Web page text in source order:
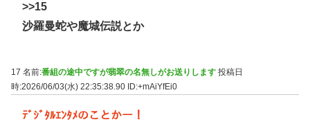
>>15
沙羅曼蛇や魔城伝説とか
17 名前:番組の途中ですが翡翠の名無しがお送りします 投稿日
時:2026/06/03(水) 22:35:38.90 ID:+mAiYfEi0
ﾃﾞｼﾞﾀﾙｴﾝﾀﾒのことかー！